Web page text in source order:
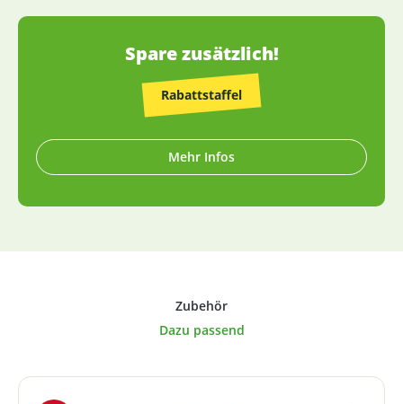
Spare zusätzlich!
Rabattstaffel
Mehr Infos
Produktgalerie überspringen